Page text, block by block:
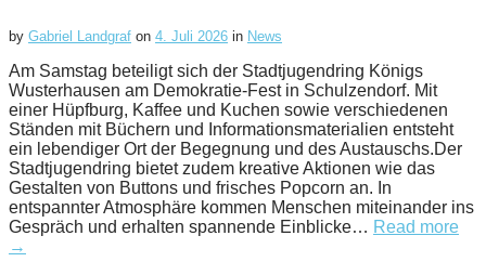
by Gabriel Landgraf on 4. Juli 2026 in News
Am Samstag beteiligt sich der Stadtjugendring Königs
Wusterhausen am Demokratie-Fest in Schulzendorf. Mit
einer Hüpfburg, Kaffee und Kuchen sowie verschiedenen
Ständen mit Büchern und Informationsmaterialien entsteht
ein lebendiger Ort der Begegnung und des Austauschs.Der
Stadtjugendring bietet zudem kreative Aktionen wie das
Gestalten von Buttons und frisches Popcorn an. In
entspannter Atmosphäre kommen Menschen miteinander ins
Gespräch und erhalten spannende Einblicke… Read more
→